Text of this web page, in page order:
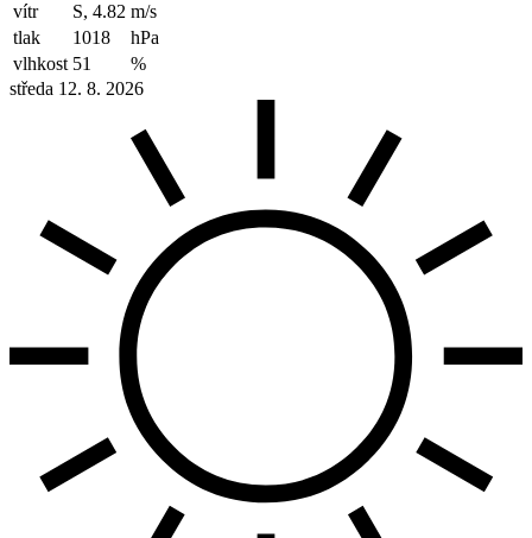
vítr
S, 4.82 m/s
tlak
1018
hPa
vlhkost 51
%
středa 12. 8. 2026